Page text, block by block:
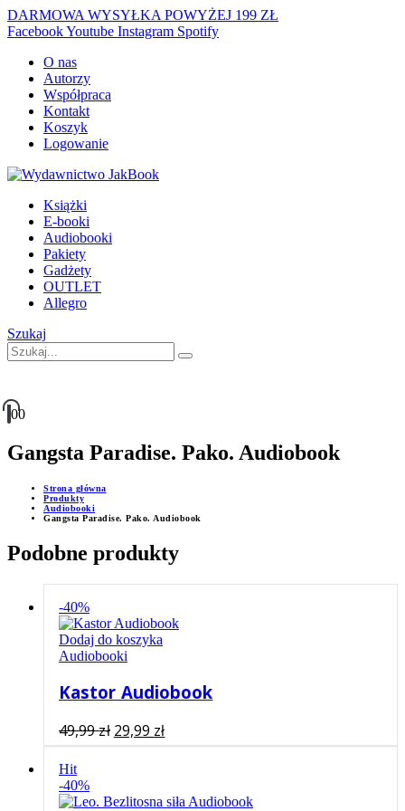
DARMOWA WYSYŁKA POWYŻEJ 199 ZŁ
FacebookYoutube Instagram Spotify
O nas
Autorzy
Współpraca
Kontakt
Koszyk
Logowanie
Książki
E-booki
Audiobooki
Pakiety
Gadżety
OUTLET
Allegro
Szukaj
00
Gangsta Paradise. Pako. Audiobook
Strona główna
Produkty
Audiobooki
Gangsta Paradise. Pako. Audiobook
Podobne produkty
-40%
Dodaj do koszyka
Audiobooki
Kastor Audiobook
49,99zł Pierwotna
cena
29,99 złAktualna
cena
Hit
-40%